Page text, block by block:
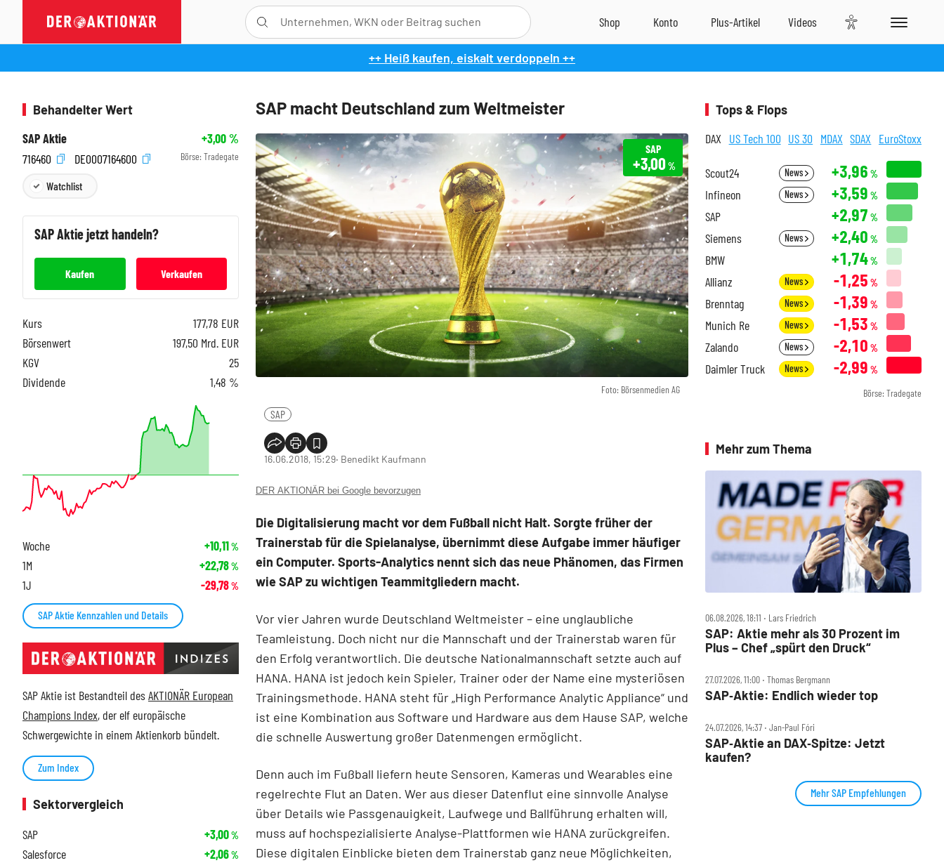
++ Heiß kaufen, eiskalt verdoppeln ++
SAP macht Deutschland zum Weltmeister
Foto: Börsenmedien AG
SAP
+3,00%
SAP
16.06.2018, 15:29‧ Benedikt Kaufmann
DER AKTIONÄR bei Google bevorzugen
Die Digitalisierung macht vor dem Fußball nicht Halt. Sorgte früher der
Trainerstab für die Spielanalyse, übernimmt diese Aufgabe immer häufiger
ein Computer. Sports-Analytics nennt sich das neue Phänomen, das Firmen
wie SAP zu wichtigen Teammitgliedern macht.
Vor vier Jahren wurde Deutschland Weltmeister – eine unglaubliche
Teamleistung. Doch nicht nur die Mannschaft und der Trainerstab waren für
den Erfolg verantwortlich. Die deutsche Nationalmannschaft setzte auch auf
HANA. HANA ist jedoch kein Spieler, Trainer oder der Name eine mysteriösen
Trainingsmethode. HANA steht für „High Performance Analytic Appliance“ und
ist eine Kombination aus Software und Hardware aus dem Hause SAP, welche
die schnelle Auswertung großer Datenmengen ermöglicht.
Denn auch im Fußball liefern heute Sensoren, Kameras und Wearables eine
regelrechte Flut an Daten. Wer aus dieser Datenflut eine sinnvolle Analyse
über Details wie Passgenauigkeit, Laufwege und Ballführung erhalten will,
muss auf hochspezialisierte Analyse-Plattformen wie HANA zurückgreifen.
Diese digitalen Einblicke bieten dem Trainerstab ganz neue Möglichkeiten,
Behandelter Wert
SAP Aktie
+3,00%
716460
DE0007164600 Börse: Tradegate
Watchlist
SAPAktie jetzt handeln?
Kaufen Verkaufen
Kurs 177,78 EUR
Börsenwert
197,50 Mrd. EUR
KGV
25
Dividende
1,48 %
Woche +10,11%
1M +22,78%
1J -29,78%
SAP Aktie Kennzahlen und Details
SAP Aktie ist Bestandteil desAKTIONÄR European
Champions Index, der elf europäische
Schwergewichte in einem Aktienkorb bündelt.
Zum Index
Sektorvergleich
SAP
+3,00%
Salesforce +2,06%
Tops & Flops
DAX US Tech 100 US 30 MDAX SDAX EuroStoxx
Scout24 News +3,96 %
Infineon News +3,59 %
SAP +2,97 %
Siemens News +2,40 %
BMW +1,74%
Allianz News -1,25 %
Brenntag News -1,39 %
Munich Re News -1,53 %
Zalando News -2,10 %
Daimler Truck News -2,99 %
Börse: Tradegate
Mehr zum Thema
06.08.2026, 18:11 ‧ Lars Friedrich
SAP: Aktie mehr als 30 Prozent im
Plus – Chef „spürt den Druck“
27.07.2026, 11:00 ‧ Thomas Bergmann
SAP‑Aktie: Endlich wieder top
24.07.2026, 14:37 ‧ Jan-Paul Fóri
SAP‑Aktie an DAX‑Spitze: Jetzt
kaufen?
Mehr SAP Empfehlungen